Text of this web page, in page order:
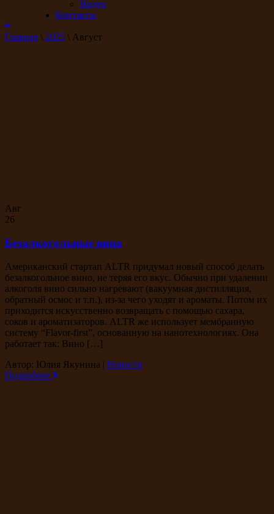
Видео
Контакты
Главная \ 2025 \ Август
Авг
26
Безалкогольные вина
Американский стартап ALTR придумал новый способ делать
безалкогольное вино, не теряя его вкус. Обычно при удалении
алкоголя вино сильно нагревают (вакуумная дистилляция,
обратный осмос и т.п.), из-за чего уходят и ароматы. Потом их
приходится искусственно возвращать с помощью сахара,
соков и ароматизаторов. ALTR же использует мембранную
систему “Flavor-first”, основанную на нанотехнологиях. Она
работает так: Вино […]
Автор: Юлия Якунина | Новости
Подробнее